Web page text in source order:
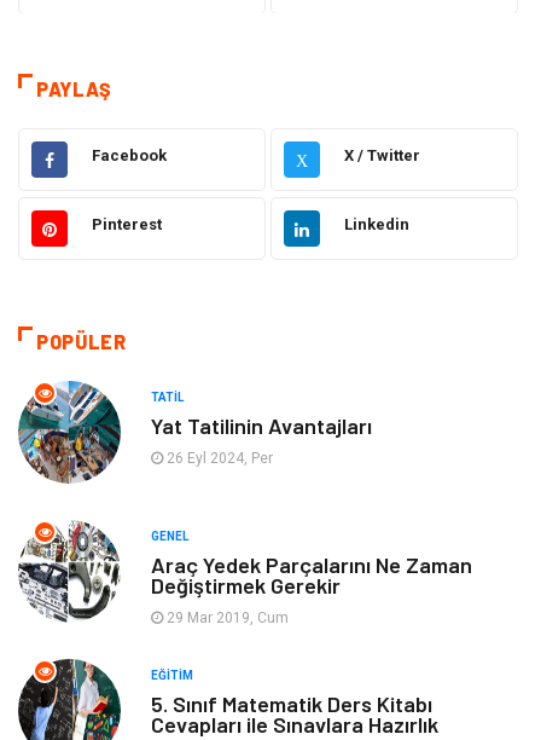
Makine Ulaşım ve Taşımacılık
Gıda Alışveriş
Gündem
Otomotiv Giyim
Yapı İnşaat
Hizmet
Tatil
Güzellik & Bakım
Organizasyon Metal Maden
PAYLAŞ
Facebook X X / Twitter
Pinterest Linkedin
POPÜLER
TATIL
Yat Tatilinin Avantajları
26 Eyl 2024, Per
GENEL
Araç Yedek Parçalarını Ne Zaman
Değiştirmek Gerekir
29 Mar 2019, Cum
EĞITIM
5. Sınıf Matematik Ders Kitabı
Cevapları ile Sınavlara Hazırlık